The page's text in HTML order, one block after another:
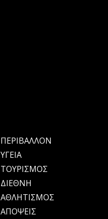
ΠΕΡΙΒΑΛΛΟΝ
ΥΓΕΙΑ
ΤΟΥΡΙΣΜΟΣ
ΔΙΕΘΝΗ
ΑΘΛΗΤΙΣΜΟΣ
ΑΠΟΨΕΙΣ